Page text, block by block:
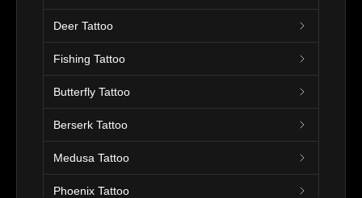
Deer Tattoo
Fishing Tattoo
Butterfly Tattoo
Berserk Tattoo
Medusa Tattoo
Phoenix Tattoo